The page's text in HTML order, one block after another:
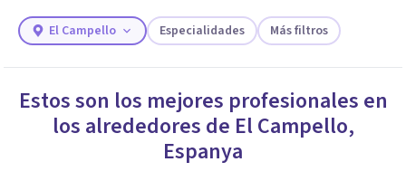
necesidades.
El Campello Especialidades Más filtros
Estos son los mejores profesionales en
los alrededores de El Campello,
Espanya